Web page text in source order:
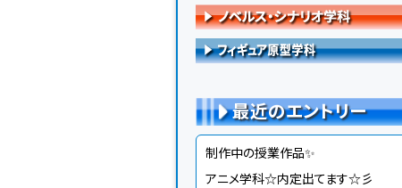
最近のエントリー
制作中の授業作品✨
アニメ学科☆内定出てます☆彡